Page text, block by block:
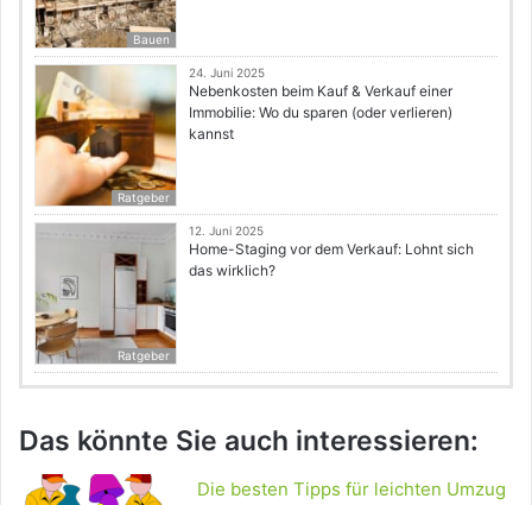
Bauen
Ratgeber
24. Juni 2025
Nebenkosten beim Kauf & Verkauf einer
Immobilie: Wo du sparen (oder verlieren)
kannst
Ratgeber
12. Juni 2025
Home-Staging vor dem Verkauf: Lohnt sich
das wirklich?
Das könnte Sie auch interessieren:
Die besten Tipps für leichten Umzug